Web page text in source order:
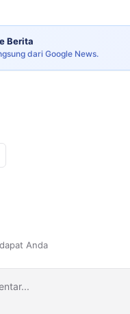
Berita
dari Google News.
Anda